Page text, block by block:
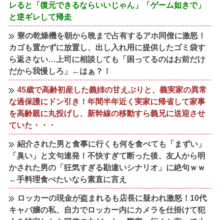
レると「復元できるならいいじゃん」「ゲーム如きで」
と逆ギレして帰走
寮の乾燥機を朝から晩まで占有するアホ同僚に激怒！
カゴも置かずに放置し、出し入れ用に提供したゴミ袋す
ら返さない…上司に相談しても「困ってるのはお前だけ
だから我慢しろ」←はぁ？！
45歳で高齢初産した義姉の甘えぶりと、義実家の異常
な過保護にドン引き！年間半年近く実家に帰省して家事
を高齢親に丸投げし、新幹線の移動すら義兄に送迎させ
ていた・・・
紹介された男と食事に行くも何を食べても「まずい」
「臭い」と文句連発！不快すぎて断った後、友人から明
かされた男の「狂気すぎる勘違いシナリオ」に絶句ｗｗ
←手料理食べたいなら素直に言え
ロッカーの現金が盗まれるも店長に疑われ激怒！10代
キャバ嬢の私、自力でロッカー内にカメラを仕掛けて犯